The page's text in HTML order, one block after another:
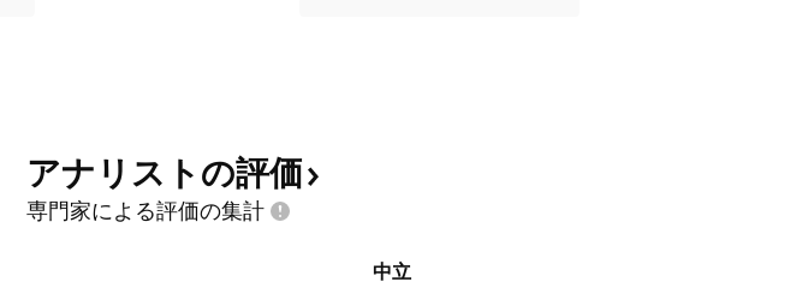
アナリストの評価
専門家による評価の集計
中立